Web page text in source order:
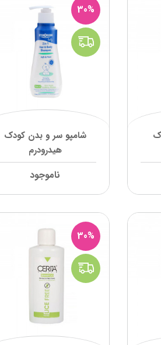
30%
شامپو سر و بدن کودک
هیدرودرم
ناموجود
30%